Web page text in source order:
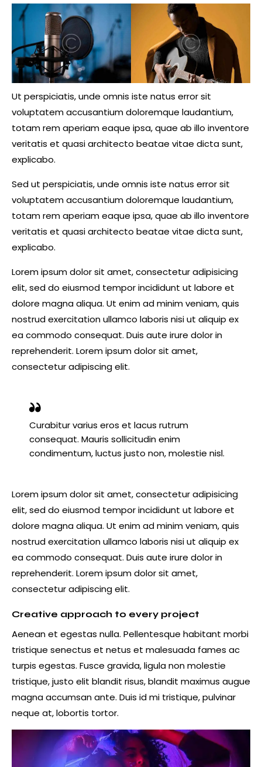
Ut perspiciatis, unde omnis iste natus error sit
voluptatem accusantium doloremque laudantium,
totam rem aperiam eaque ipsa, quae ab illo inventore
veritatis et quasi architecto beatae vitae dicta sunt,
explicabo.
Sed ut perspiciatis, unde omnis iste natus error sit
voluptatem accusantium doloremque laudantium,
totam rem aperiam eaque ipsa, quae ab illo inventore
veritatis et quasi architecto beatae vitae dicta sunt,
explicabo.
Lorem ipsum dolor sit amet, consectetur adipisicing
elit, sed do eiusmod tempor incididunt ut labore et
dolore magna aliqua. Ut enim ad minim veniam, quis
nostrud exercitation ullamco laboris nisi ut aliquip ex
ea commodo consequat. Duis aute irure dolor in
reprehenderit. Lorem ipsum dolor sit amet,
consectetur adipiscing elit.
Curabitur varius eros et lacus rutrum
consequat. Mauris sollicitudin enim
condimentum, luctus justo non, molestie nisl.
Lorem ipsum dolor sit amet, consectetur adipisicing
elit, sed do eiusmod tempor incididunt ut labore et
dolore magna aliqua. Ut enim ad minim veniam, quis
nostrud exercitation ullamco laboris nisi ut aliquip ex
ea commodo consequat. Duis aute irure dolor in
reprehenderit. Lorem ipsum dolor sit amet,
consectetur adipiscing elit.
Creative approach to every project
Aenean et egestas nulla. Pellentesque habitant morbi
tristique senectus et netus et malesuada fames ac
turpis egestas. Fusce gravida, ligula non molestie
tristique, justo elit blandit risus, blandit maximus augue
magna accumsan ante. Duis id mi tristique, pulvinar
neque at, lobortis tortor.